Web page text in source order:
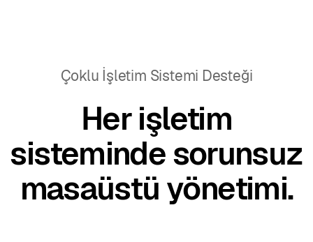
Çoklu İşletim Sistemi Desteği
Her işletim
sisteminde sorunsuz
masaüstü yönetimi.